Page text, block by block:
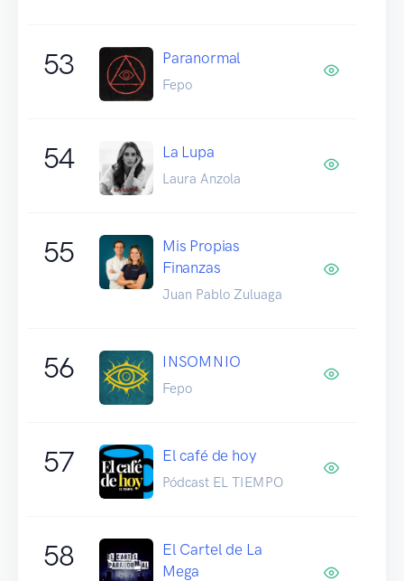
53 Paranormal
Fepo
54 La Lupa
Laura Anzola
55
Mis Propias
Finanzas
Juan Pablo Zuluaga
56 INSOMNIO
Fepo
57 El café de hoy
Pódcast EL TIEMPO
58
El Cartel de La
Mega